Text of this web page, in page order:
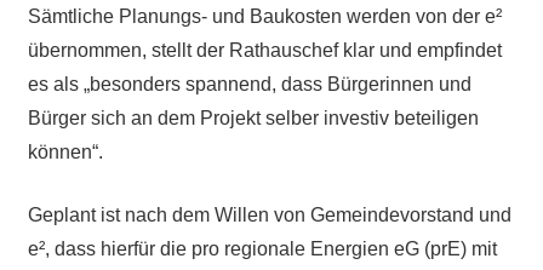
Sämtliche Planungs- und Baukosten werden von der e²
übernommen, stellt der Rathauschef klar und empfindet
es als „besonders spannend, dass Bürgerinnen und
Bürger sich an dem Projekt selber investiv beteiligen
können“.
Geplant ist nach dem Willen von Gemeindevorstand und
e², dass hierfür die pro regionale Energien eG (prE) mit